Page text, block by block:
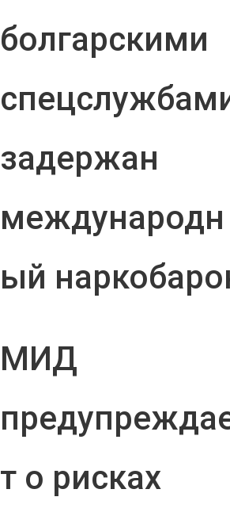
болгарскими
задержан
международн
ый
МИД
т о рисках